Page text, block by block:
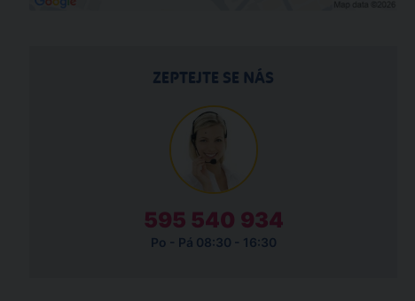
ZEPTEJTE SE NÁS
595 540 934
Po - Pá 08:30 - 16:30